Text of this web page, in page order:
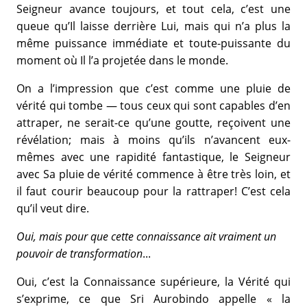
Seigneur avance toujours, et tout cela, c’est une
queue qu’Il laisse derrière Lui, mais qui n’a plus la
même puissance immédiate et toute-puissante du
moment où Il l’a projetée dans le monde.
On a l’impression que c’est comme une pluie de
vérité qui tombe — tous ceux qui sont capables d’en
attraper, ne serait-ce qu’une goutte, reçoivent une
révélation; mais à moins qu’ils n’avancent eux-
mêmes avec une rapidité fantastique, le Seigneur
avec Sa pluie de vérité commence à être très loin, et
il faut courir beaucoup pour la rattraper! C’est cela
qu’il veut dire.
Oui, mais pour que cette connaissance ait vraiment un
pouvoir de transformation...
Oui, c’est la Connaissance supérieure, la Vérité qui
s’exprime, ce que Sri Aurobindo appelle « la